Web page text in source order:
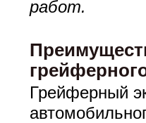
работ.
Грейферный